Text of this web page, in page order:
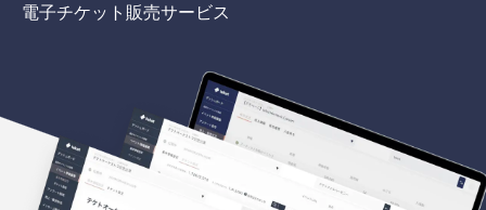
電子チケット販売サービス